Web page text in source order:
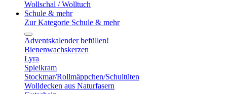
Wollschal / Wolltuch
Schule & mehr
Zur Kategorie Schule & mehr
Adventskalender befüllen!
Bienenwachskerzen
Lyra
Spielkram
Stockmar/Rollmäppchen/Schultüten
Wolldecken aus Naturfasern